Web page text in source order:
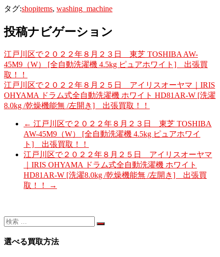
タグ:shopitems, washing_machine
投稿ナビゲーション
江戸川区で２０２２年８月２３日 東芝 TOSHIBA AW-
45M9（W） [全自動洗濯機 4.5kg ピュアホワイト] 出張買
取！！
江戸川区で２０２２年８月２５日 アイリスオーヤマ｜IRIS
OHYAMA ドラム式全自動洗濯機 ホワイト HD81AR-W [洗濯
8.0kg /乾燥機能無 /左開き] 出張買取！！
← 江戸川区で２０２２年８月２３日 東芝 TOSHIBA
AW-45M9（W） [全自動洗濯機 4.5kg ピュアホワイ
ト] 出張買取！！
江戸川区で２０２２年８月２５日 アイリスオーヤマ
｜IRIS OHYAMA ドラム式全自動洗濯機 ホワイト
HD81AR-W [洗濯8.0kg /乾燥機能無 /左開き] 出張買
取！！
→
選べる買取方法